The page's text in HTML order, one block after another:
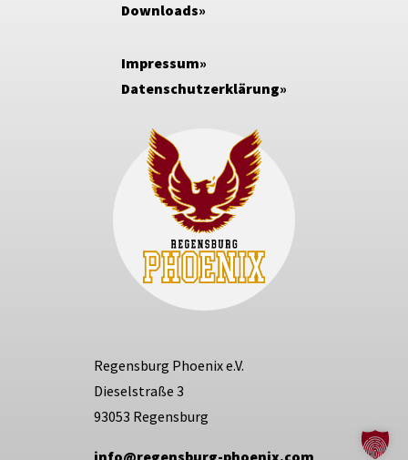
Regensburg Phoenix e.V.
Dieselstraße 3
93053 Regensburg
Downloads
Impressum
Datenschutzerklärung